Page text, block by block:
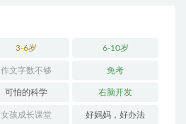
3-6岁 6-10岁
作文字数不够 免考
可怕的科学 右脑开发
女孩成长课堂 好妈妈，好办法